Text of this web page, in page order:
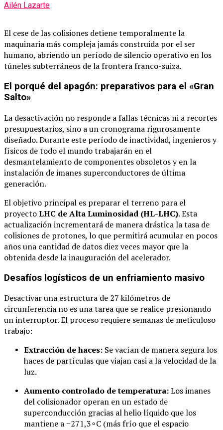
Ailén Lazarte
El cese de las colisiones detiene temporalmente la
maquinaria más compleja jamás construida por el ser
humano, abriendo un período de silencio operativo en los
túneles subterráneos de la frontera franco-suiza.
El porqué del apagón: preparativos para el «Gran
Salto»
La desactivación no responde a fallas técnicas ni a recortes
presupuestarios, sino a un cronograma rigurosamente
diseñado. Durante este período de inactividad, ingenieros y
físicos de todo el mundo trabajarán en el
desmantelamiento de componentes obsoletos y en la
instalación de imanes superconductores de última
generación.
El objetivo principal es preparar el terreno para el
proyectoLHC de Alta Luminosidad (HL-LHC). Esta
actualización incrementará de manera drástica la tasa de
colisiones de protones, lo que permitirá acumular en pocos
años una cantidad de datos diez veces mayor que la
obtenida desde la inauguración del acelerador.
Desafíos logísticos de un enfriamiento masivo
Desactivar una estructura de 27 kilómetros de
circunferencia no es una tarea que se realice presionando
un interruptor. El proceso requiere semanas de meticuloso
trabajo:
Extracción de haces: Se vacían de manera segura los
haces de partículas que viajan casi a la velocidad de la
luz.
Aumento controlado de temperatura:Los imanes
del colisionador operan en un estado de
superconducción gracias al helio líquido que los
mantiene a−271,3∘C (más frío que el espacio